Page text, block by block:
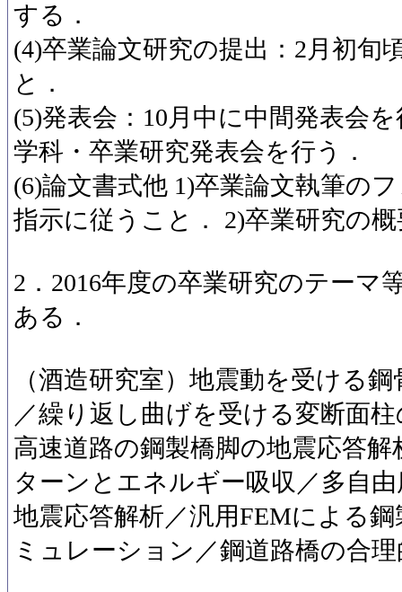
する．
(4)卒業論文研究の提出：2月初旬
と．
(5)発表会：10月中に中間発表会
学科・卒業研究発表会を行う．
(6)論文書式他 1)卒業論文執筆の
指示に従うこと． 2)卒業研究の
2．2016年度の卒業研究のテーマ
ある．
（酒造研究室）地震動を受ける
／繰り返し曲げを受ける変断面
高速道路の鋼製橋脚の地震応答
ターンとエネルギー吸収／多自
地震応答解析／汎用FEMによる
ミュレーション／鋼道路橋の合